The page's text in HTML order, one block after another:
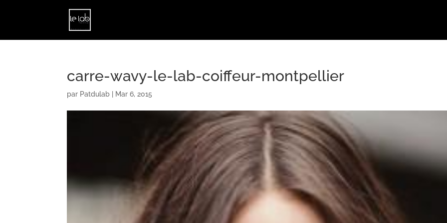
carre-wavy-le-lab-coiffeur-montpellier
par Patdulab Mar 6, 2015